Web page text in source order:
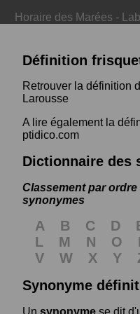
Horaire des Marées -
Définition
Retrouver la définition
Larousse
A lire également la
ptidico.com
Dictionnaire des
Classement par
synonymes
A B C D
L
M N O
V
W X Y
Synonyme
Un synonyme se dit